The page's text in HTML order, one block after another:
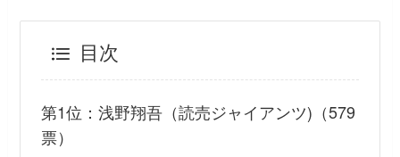
目次
第1位：浅野翔吾（読売ジャイアンツ)（579
票）